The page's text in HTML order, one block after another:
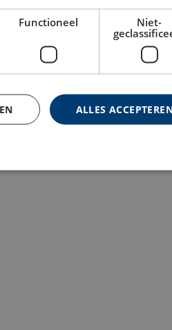
Functioneel
Niet-
ALLES